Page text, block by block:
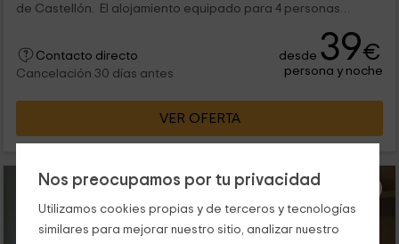
Nos preocupamos por tu privacidad
Utilizamos cookies propias y de terceros y tecnologías
similares para mejorar nuestro sitio, analizar nuestro
de Castellón. El alojamiento equipado para 4 personas
pasar el día realizando actividades en el campo o en un
balneario relajándote.
Contacto directo
Cancelación 30 días antes
desde 39€
persona y noche
VER OFERTA